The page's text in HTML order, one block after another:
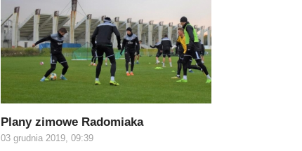
Plany zimowe Radomiaka
03 grudnia 2019, 09:39